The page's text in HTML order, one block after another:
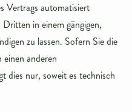
Vertrags automatisiert
in einem gängigen,
zu lassen. Sofern Sie die
anderen
dies nur, soweit es technisch